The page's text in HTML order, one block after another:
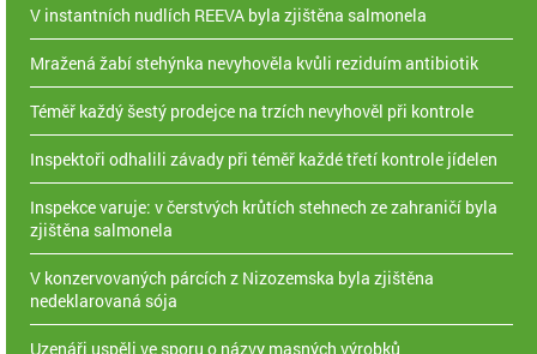
V instantních nudlích REEVA byla zjištěna salmonela
Mražená žabí stehýnka nevyhověla kvůli reziduím antibiotik
Téměř každý šestý prodejce na trzích nevyhověl při kontrole
Inspektoři odhalili závady při téměř každé třetí kontrole jídelen
Inspekce varuje: v čerstvých krůtích stehnech ze zahraničí byla
zjištěna salmonela
V konzervovaných párcích z Nizozemska byla zjištěna
nedeklarovaná sója
Uzenáři uspěli ve sporu o názvy masných výrobků